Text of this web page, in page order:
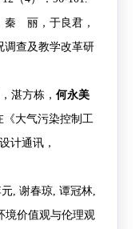
秦 丽，于良君，
调查及教学改革研
湛方栋， 何永美
大气污染控制工
计通讯，
, 谢春琼, 谭冠林,
境价值观与伦理观